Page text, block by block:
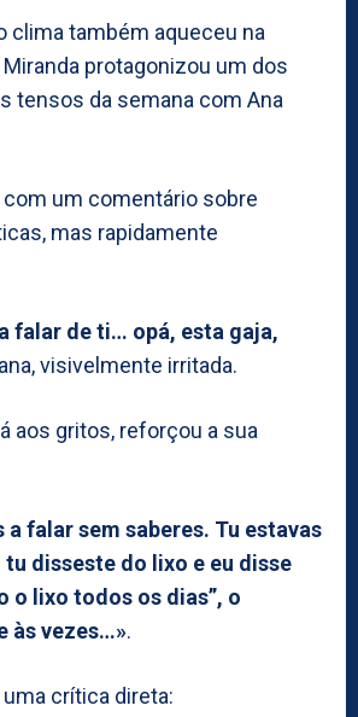
clima também aqueceu na
protagonizou um dos
tensos da semana com Ana
um comentário sobre
mas rapidamente
falar de ti… opá, esta gaja,
visivelmente irritada.
aos gritos, reforçou a sua
a falar sem saberes. Tu estavas
disseste do lixo e eu disse
o lixo todos os dias”, o
às vezes…».
crítica direta: